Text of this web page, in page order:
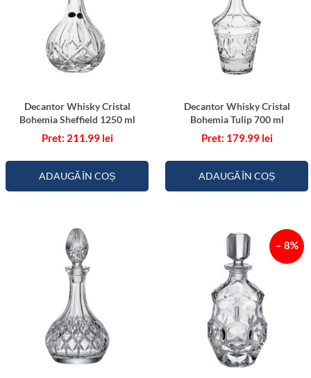
Decantor Whisky Cristal
Bohemia Sheffield 1250 ml
211.99 lei
ADAUGĂ ÎN COȘ
Decantor Whisky Cristal
Bohemia Tulip 700 ml
179.99 lei
ADAUGĂ ÎN COȘ
– 8%